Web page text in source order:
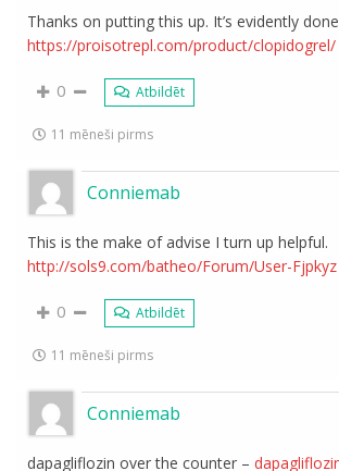
Thanks on putting this up. It’s evidently
https://proisotrepl.com/product/clopidogrel/
0 Atbildēt
11 mēneši pirms
Conniemab
This is the make of advise I turn up helpful.
http://sols9.com/batheo/Forum/User-Fjpkyz
0 Atbildēt
11 mēneši pirms
Conniemab
dapagliflozin over the counter –